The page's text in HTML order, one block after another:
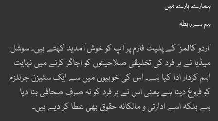
بارے میں
سے رابطہ
کالمز‘ کے پلیٹ فارم پر آپ کو خوش آمدید کہتے ہیں۔ سوشل
نے ہر فرد کی تخلیقی صلاحیتوں کو اجاگر کرنے میں نہایت
کردار ادا کیا ہے۔ اس کی خوبیوں میں سے ایک سٹیزن جرنلزم
فروغ دینا ہے یعنی اس نے ہر فرد کو نہ صرف صحافی بنا دیا
بلکہ اسے ادارتی و مالکانہ حقوق بھی عطا کر دیے ہیں۔